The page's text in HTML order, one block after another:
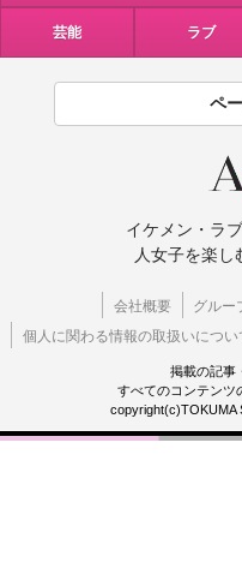
芸能 ラブ
ペ
イケメン・ラ
人女子を楽し
会社概要
グルー
個人に関わる情報の取扱いについ
掲載の記事
すべてのコンテンツ
copyright(c)TOKUMA